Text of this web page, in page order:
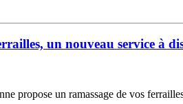
un nouveau service à
propose un ramassage de vos